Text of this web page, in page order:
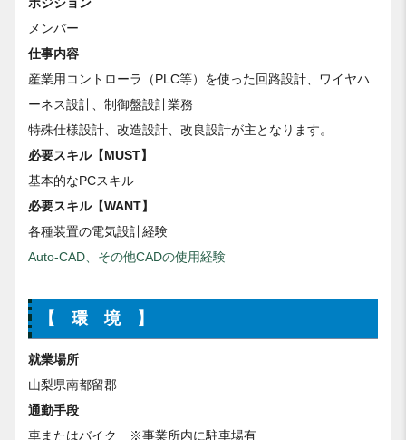
メンバー
仕事内容
産業用コントローラ（PLC等）を使った回路設計、ワイヤハ
ーネス設計、制御盤設計業務
特殊仕様設計、改造設計、改良設計が主となります。
必要スキル【MUST】
基本的なPCスキル
必要スキル【WANT】
各種装置の電気設計経験
Auto-CAD 、その他CADの使用経験
【 環 境 】
就業場所
山梨県南都留郡
通勤手段
車またはバイク ※事業所内に駐車場有